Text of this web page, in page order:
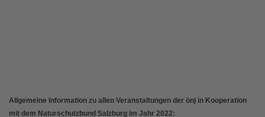
Allgemeine Information zu allen Veranstaltungen der önj in Kooperation
mit dem Naturschutzbund Salzburg im Jahr 2022: